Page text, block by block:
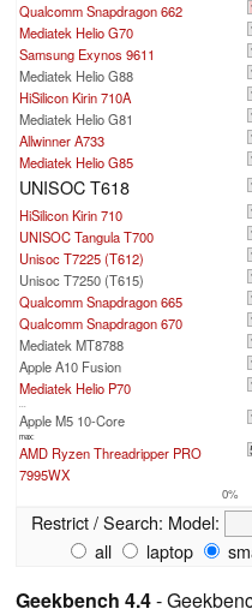
Qualcomm Snapdragon 662
Mediatek Helio G70
Samsung Exynos 9611
Mediatek Helio G88
HiSilicon Kirin 710A
Mediatek Helio G81
Allwinner A733
Mediatek Helio G85
UNISOC T618
HiSilicon Kirin 710
UNISOC Tangula T700
Unisoc T7225 (T612)
Unisoc T7250 (T615)
Qualcomm Snapdragon 665
Qualcomm Snapdragon 670
Mediatek MT8788
Apple A10 Fusion
Mediatek Helio P70
Apple M5 10-Core
max:
AMD Ryzen Threadripper PRO
7995WX
0%
Restrict / Search: Model:
all
laptop
Geekbench 4.4-